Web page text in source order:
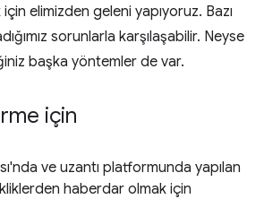
elimizden geleni yapıyoruz. Bazı
sorunlarla karşılaşabilir. Neyse
başka yöntemler de var.
için
ve uzantı platformunda yapılan
haberdar olmak için